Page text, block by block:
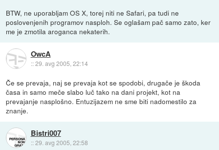
BTW, ne uporabljam OS X, torej niti ne Safari, pa tudi ne
poslovenjenih programov nasploh. Se oglašam pač samo zato, ker
me je zmotila aroganca nekaterih.
OwcA
::29. avg 2005, 22:14
Če se prevaja, naj se prevaja kot se spodobi, drugače je škoda
časa in samo meče slabo luč tako na dani projekt, kot na
prevajanje nasplošno. Entuzijazem ne sme biti nadomestilo za
znanje.
Bistri007
::29. avg 2005, 22:58